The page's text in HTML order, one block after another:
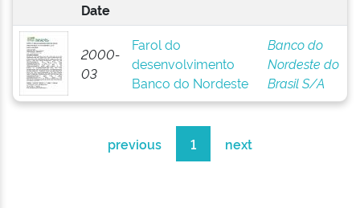
Date
2000-
03
Farol do
desenvolvimento
Banco do Nordeste
Banco do
Nordeste do
Brasil S/A
previous 1 next